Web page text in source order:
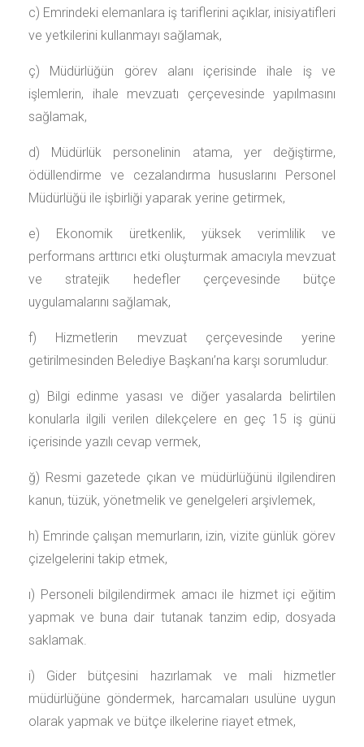
c) Emrindeki elemanlara iş tariflerini açıklar, inisiyatifleri
ve yetkilerini kullanmayı sağlamak,
ç) Müdürlüğün görev alanı içerisinde ihale iş ve
işlemlerin, ihale mevzuatı çerçevesinde yapılmasını
sağlamak,
d) Müdürlük personelinin atama, yer değiştirme,
ödüllendirme ve cezalandırma hususlarını Personel
Müdürlüğü ile işbirliği yaparak yerine getirmek,
e) Ekonomik üretkenlik, yüksek verimlilik ve
performans arttırıcı etki oluşturmak amacıyla mevzuat
ve stratejik hedefler çerçevesinde bütçe
uygulamalarını sağlamak,
f) Hizmetlerin mevzuat çerçevesinde yerine
getirilmesinden Belediye Başkanı’na karşı sorumludur.
g) Bilgi edinme yasası ve diğer yasalarda belirtilen
konularla ilgili verilen dilekçelere en geç 15 iş günü
içerisinde yazılı cevap vermek,
ğ) Resmi gazetede çıkan ve müdürlüğünü ilgilendiren
kanun, tüzük, yönetmelik ve genelgeleri arşivlemek,
h) Emrinde çalışan memurların, izin, vizite günlük görev
çizelgelerini takip etmek,
ı) Personeli bilgilendirmek amacı ile hizmet içi eğitim
yapmak ve buna dair tutanak tanzim edip, dosyada
saklamak.
i) Gider bütçesini hazırlamak ve mali hizmetler
müdürlüğüne göndermek, harcamaları usulüne uygun
olarak yapmak ve bütçe ilkelerine riayet etmek,